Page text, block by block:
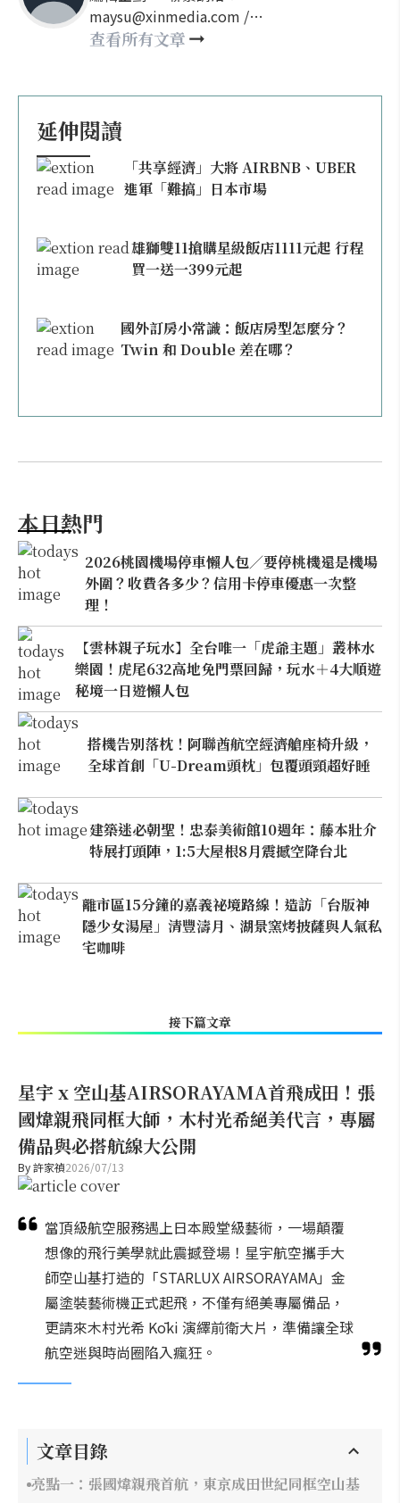
maysu@xinmedia.com /
may860527@gmail.com
查看所有文章
延伸閱讀
「共享經濟」大將 AIRBNB、UBER
進軍「難搞」日本市場
雄獅雙11搶購星級飯店1111元起 行程
買一送一399元起
國外訂房小常識：飯店房型怎麼分？
Twin 和 Double 差在哪？
本日熱門
2026桃園機場停車懶人包／要停桃機還是機場
外圍？收費各多少？信用卡停車優惠一次整
理！
【雲林親子玩水】全台唯一「虎爺主題」叢林水
樂園！虎尾632高地免門票回歸，玩水＋4大順遊
秘境一日遊懶人包
搭機告別落枕！阿聯酋航空經濟艙座椅升級，
全球首創「U-Dream頭枕」包覆頭頸超好睡
建築迷必朝聖！忠泰美術館10週年：藤本壯介
特展打頭陣，1:5大屋根8月震撼空降台北
離市區15分鐘的嘉義祕境路線！造訪「台版神
隱少女湯屋」清豐濤月、湖景窯烤披薩與人氣私
宅咖啡
接下篇文章
星宇 x 空山基AIRSORAYAMA首飛成田！張
國煒親飛同框大師，木村光希絕美代言，專屬
備品與必搭航線大公開
By許家禎2026/07/13
當頂級航空服務遇上日本殿堂級藝術，一場顛覆
想像的飛行美學就此震撼登場！星宇航空攜手大
師空山基打造的「STARLUX AIRSORAYAMA」金
屬塗裝藝術機正式起飛，不僅有絕美專屬備品，
更請來木村光希 Kōki 演繹前衛大片，準備讓全球
航空迷與時尚圈陷入瘋狂。
文章目錄
亮點一：張國煒親飛首航，東京成田世紀同框空山基